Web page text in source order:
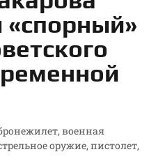
, военная
оружие, пистолет,